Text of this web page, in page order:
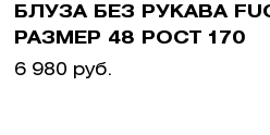
БЛУЗА БЕЗ РУКАВА
РАЗМЕР 48 РОСТ 170
6 980 руб.